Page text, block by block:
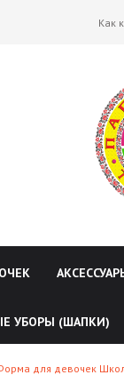
Как
УБОРЫ (ШАПКИ)
для девочек